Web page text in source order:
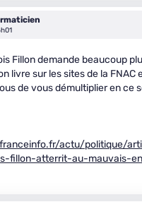
Fillon demande beaucoup
livre sur les sites de la FNAC
de vous démultiplier en ce
actu/politique/
fillon-atterrit-au-mauvais-